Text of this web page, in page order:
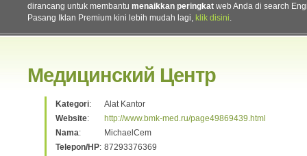
dirancang untuk membantu menaikkan peringkat web Anda di search
Pasang Iklan Premium kini lebih mudah lagi, klik disini.
Медицинский Центр
Kategori:
Alat Kantor
Website:
http://www.bmk-med.ru/page49869439.html
Nama:
MichaelCem
Telepon/HP: 87293376369